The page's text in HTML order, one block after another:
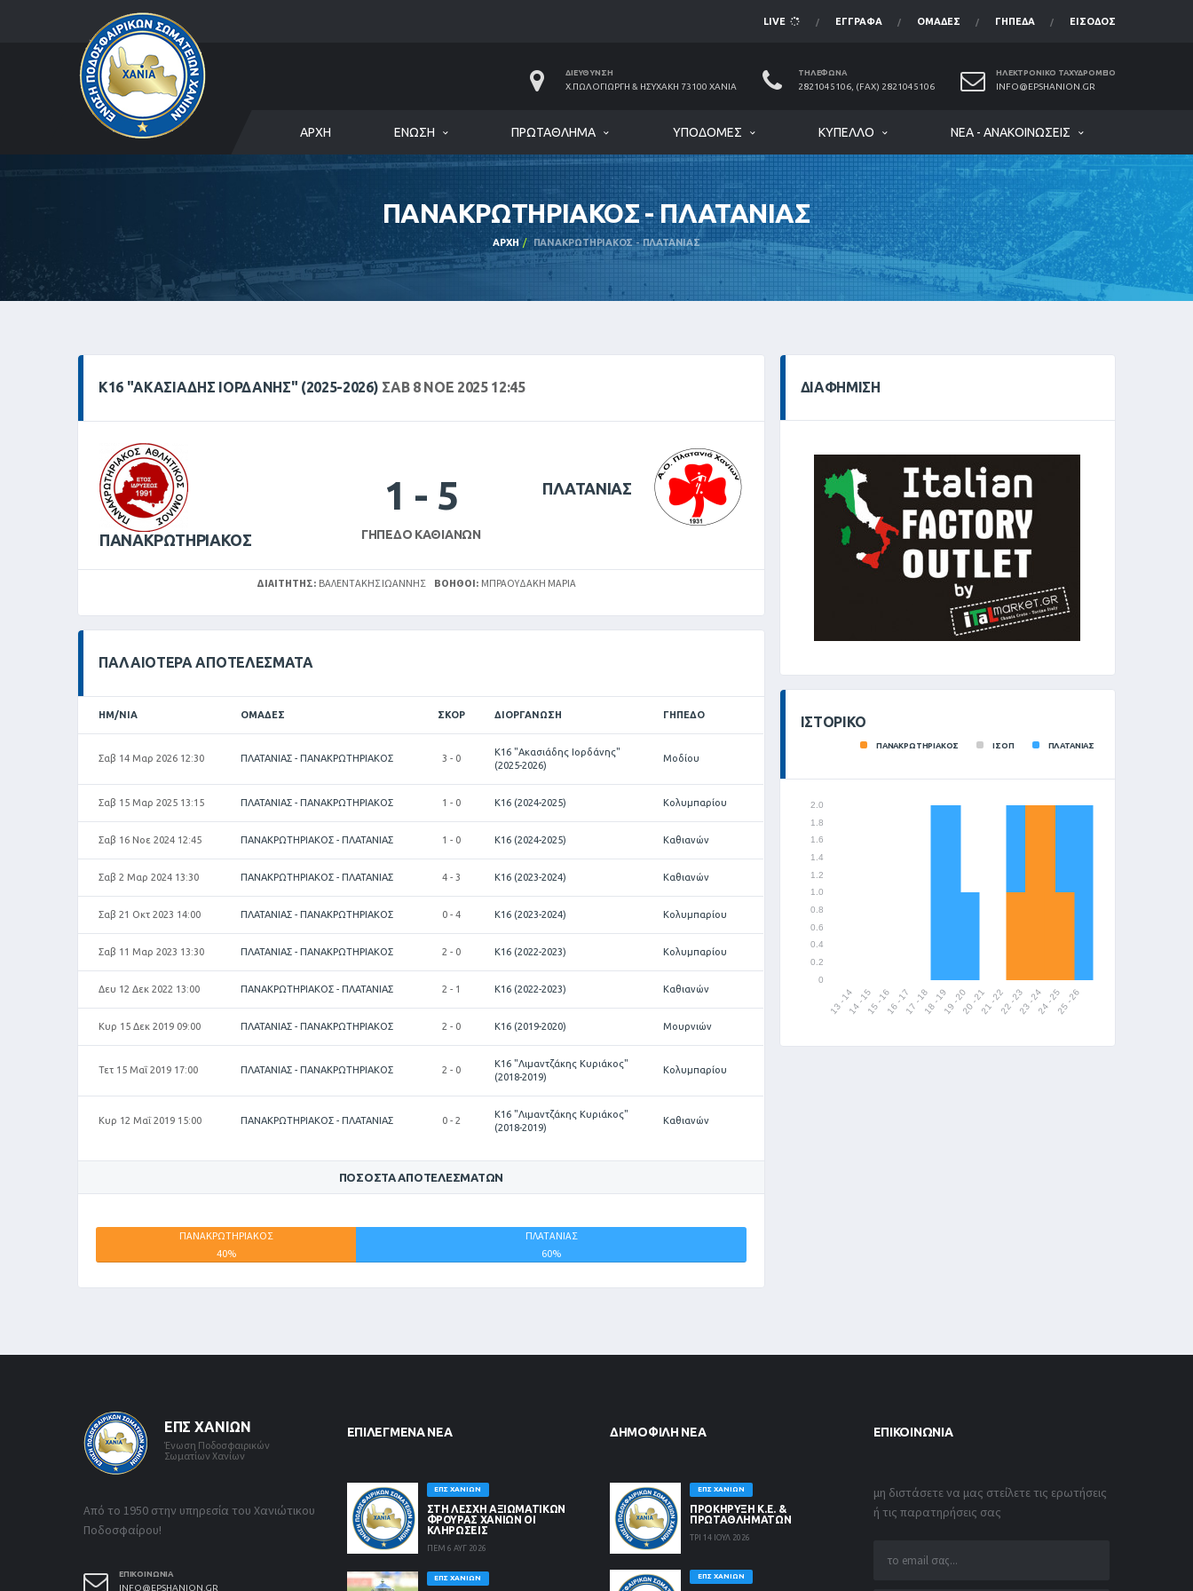
LIVE ΈΓΓΡΑΦΑ ΟΜΆΔΕΣ ΓΉΠΕΔΑ ΕΊΣΟΔΟΣ
ΔΙΕΎΘΥΝΣΗ
Χ.ΠΩΛΟΓΙΏΡΓΗ & ΗΣΥΧΆΚΗ 73100 ΧΑΝΙΆ
ΤΗΛΈΦΩΝΑ
2821045106, (FAX) 2821045106
ΗΛΕΚΤΡΟΝΙΚΌ ΤΑΧΥΔΡΟΜΕΊΟ
INFO@EPSHANION.GR
ΑΡΧΉ ΈΝΩΣΗ ΠΡΩΤΆΘΛΗΜΑ ΥΠΟΔΟΜΈΣ ΚΎΠΕΛΛΟ ΝΈΑ - ΑΝΑΚΟΙΝΏΣΕΙΣ
ΠΑΝΑΚΡΩΤΗΡΙΑΚΟΣ - ΠΛΑΤΑΝΙΑΣ
ΑΡΧΉ ΠΑΝΑΚΡΩΤΗΡΙΑΚΟΣ - ΠΛΑΤΑΝΙΑΣ
Κ16 "ΑΚΑΣΙΆΔΗΣ ΙΟΡΔΆΝΗΣ" (2025-2026) ΣΑΒ 8 ΝΟΕ 2025 12:45
ΠΑΝΑΚΡΩΤΗΡΙΑΚΟΣ
1 - 5
ΓΉΠΕΔΟ ΚΑΘΙΑΝΏΝ
ΠΛΑΤΑΝΙΑΣ
ΔΙΑΙΤΗΤΉΣ: ΒΑΛΕΝΤΆΚΗΣ ΙΩΆΝΝΗΣ ΒΟΗΘΟΊ: ΜΠΡΑΟΥΔΆΚΗ ΜΑΡΊΑ
ΠΑΛΑΙΌΤΕΡΑ ΑΠΟΤΕΛΈΣΜΑΤΑ
ΗΜ/ΝΊΑ ΟΜΆΔΕΣ ΣΚΟΡ ΔΙΟΡΓΆΝΩΣΗ ΓΉΠΕΔΟ
Σαβ 14 Μαρ 2026 12:30 ΠΛΑΤΑΝΙΑΣ - ΠΑΝΑΚΡΩΤΗΡΙΑΚΟΣ 3 - 0
Κ16 "Ακασιάδης Ιορδάνης"
(2025-2026)
Μοδίου
Σαβ 15 Μαρ 2025 13:15 ΠΛΑΤΑΝΙΑΣ - ΠΑΝΑΚΡΩΤΗΡΙΑΚΟΣ 1 - 0 Κ16 (2024-2025) Κολυμπαρίου
Σαβ 16 Νοε 2024 12:45 ΠΑΝΑΚΡΩΤΗΡΙΑΚΟΣ - ΠΛΑΤΑΝΙΑΣ 1 - 0 Κ16 (2024-2025) Καθιανών
Σαβ 2 Μαρ 2024 13:30 ΠΑΝΑΚΡΩΤΗΡΙΑΚΟΣ - ΠΛΑΤΑΝΙΑΣ 4 - 3 Κ16 (2023-2024) Καθιανών
Σαβ 21 Οκτ 2023 14:00 ΠΛΑΤΑΝΙΑΣ - ΠΑΝΑΚΡΩΤΗΡΙΑΚΟΣ 0 - 4 Κ16 (2023-2024) Κολυμπαρίου
Σαβ 11 Μαρ 2023 13:30 ΠΛΑΤΑΝΙΑΣ - ΠΑΝΑΚΡΩΤΗΡΙΑΚΟΣ 2 - 0 Κ16 (2022-2023) Κολυμπαρίου
Δευ 12 Δεκ 2022 13:00 ΠΑΝΑΚΡΩΤΗΡΙΑΚΟΣ - ΠΛΑΤΑΝΙΑΣ 2 - 1 Κ16 (2022-2023) Καθιανών
Κυρ 15 Δεκ 2019 09:00 ΠΛΑΤΑΝΙΑΣ - ΠΑΝΑΚΡΩΤΗΡΙΑΚΟΣ 2 - 0 Κ16 (2019-2020) Μουρνιών
Τετ 15 Μαΐ 2019 17:00 ΠΛΑΤΑΝΙΑΣ - ΠΑΝΑΚΡΩΤΗΡΙΑΚΟΣ 2 - 0
Κ16 "Λιμαντζάκης Κυριάκος"
(2018-2019)
Κολυμπαρίου
Κυρ 12 Μαΐ 2019 15:00 ΠΑΝΑΚΡΩΤΗΡΙΑΚΟΣ - ΠΛΑΤΑΝΙΑΣ 0 - 2
Κ16 "Λιμαντζάκης Κυριάκος"
(2018-2019)
Καθιανών
ΠΟΣΟΣΤΆ ΑΠΟΤΕΛΕΣΜΆΤΩΝ
ΠΑΝΑΚΡΩΤΗΡΙΑΚΟΣ
40%
ΠΛΑΤΑΝΙΑΣ
60%
ΔΙΑΦΉΜΙΣΗ
ΙΣΤΟΡΙΚΌ
ΠΑΝΑΚΡΩΤΗΡΙΑΚΟΣ ΙΣΟΠ ΠΛΑΤΑΝΙΑΣ
ΕΠΣ ΧΑΝΊΩΝ
Ένωση Ποδοσφαιρικών
Σωματίων Χανίων
Από το 1950 στην υπηρεσία του Χανιώτικου
Ποδοσφαίρου!
ΕΠΙΚΟΙΝΩΝΊΑ
INFO@EPSHANION.GR
ΕΠΙΛΕΓΜΈΝΑ ΝΈΑ
ΕΠΣ ΧΑΝΊΩΝ
ΣΤΗ ΛΈΣΧΗ ΑΞΙΩΜΑΤΙΚΏΝ
ΦΡΟΥΡΆΣ ΧΑΝΊΩΝ ΟΙ
ΚΛΗΡΏΣΕΙΣ
ΠΕΜ 6 ΑΥΓ 2026
ΕΠΣ ΧΑΝΊΩΝ
ΔΗΜΟΦΙΛΉ ΝΈΑ
ΕΠΣ ΧΑΝΊΩΝ
ΠΡΟΚΗΡΥΞΗ Κ.Ε. &
ΠΡΩΤΑΘΛΗΜΑΤΩΝ
ΤΡΙ 14 ΙΟΥΛ 2026
ΕΠΣ ΧΑΝΊΩΝ
ΕΠΙΚΟΙΝΩΝΊΑ
μη διστάσετε να μας στείλετε τις ερωτήσεις
ή τις παρατηρήσεις σας